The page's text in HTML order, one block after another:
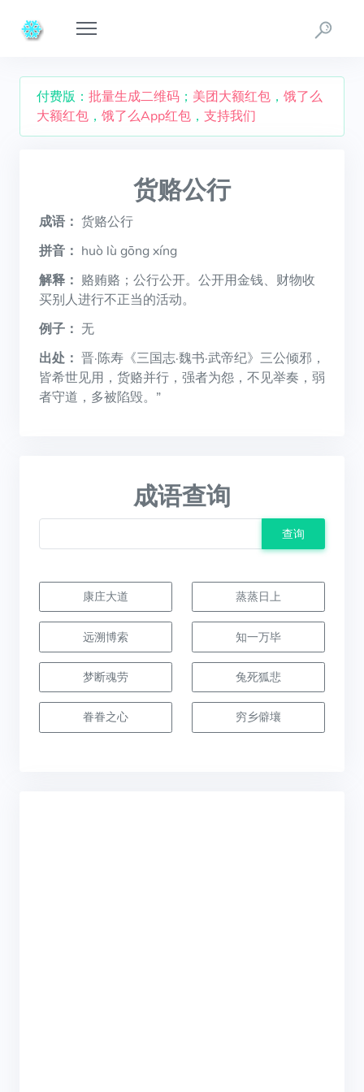
付费版： 批量生成二维码 ； 美团大额红包 ， 饿了么
大额红包 ， 饿了么App红包 ， 支持我们
货赂公行
成语： 货赂公行
拼音： huò lù gōng xíng
解释： 赂贿赂；公行公开。公开用金钱、财物收
买别人进行不正当的活动。
例子： 无
出处： 晋·陈寿《三国志·魏书·武帝纪》三公倾邪，
皆希世见用，货赂并行，强者为怨，不见举奏，弱
者守道，多被陷毁。”
成语查询
查询
康庄大道 蒸蒸日上
远溯博索 知一万毕
梦断魂劳 兔死狐悲
眷眷之心 穷乡僻壤